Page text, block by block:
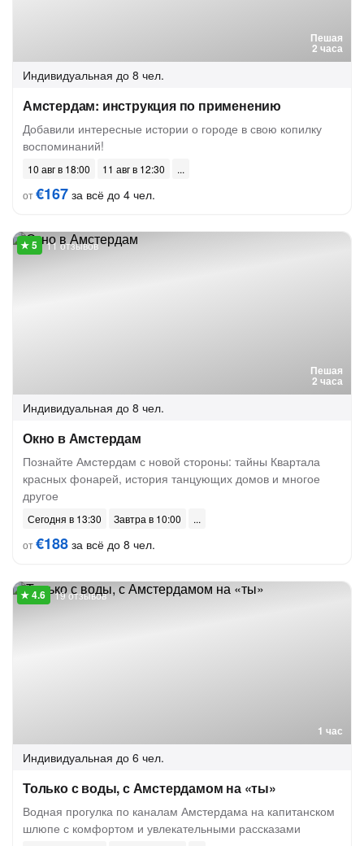
Пешая
2 часа
Индивидуальная до 8 чел.
Амстердам: инструкция по применению
Добавили интересные истории о городе в свою копилку
воспоминаний!
10 авг в 18:00
11 авг в 12:30
от€167 за всё до 4 чел.
Пешая
2 часа
11 отзывов
Индивидуальная до 8 чел.
Окно в Амстердам
Познайте Амстердам с новой стороны: тайны Квартала
красных фонарей, история танцующих домов и многое
другое
Сегодня в 13:30
Завтра в 10:00
от€188 за всё до 8 чел.
1 час
19 отзывов
Индивидуальная до 6 чел.
Только с воды, с Амстердамом на «ты»
Водная прогулка по каналам Амстердама на капитанском
шлюпе с комфортом и увлекательными рассказами